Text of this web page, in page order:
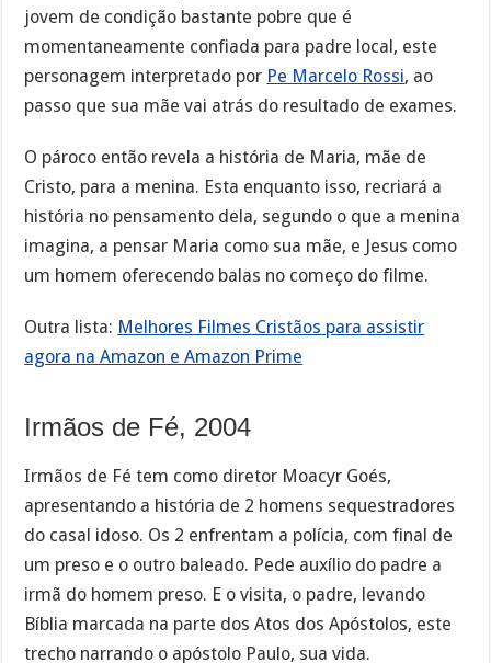
jovem de condição bastante pobre que é
momentaneamente confiada para padre local, este
personagem interpretado por Pe Marcelo Rossi, ao
passo que sua mãe vai atrás do resultado de exames.
O pároco então revela a história de Maria, mãe de
Cristo, para a menina. Esta enquanto isso, recriará a
história no pensamento dela, segundo o que a menina
imagina, a pensar Maria como sua mãe, e Jesus como
um homem oferecendo balas no começo do filme.
Outra lista: Melhores Filmes Cristãos para assistir
agora na Amazon e Amazon Prime
Irmãos de Fé, 2004
Irmãos de Fé tem como diretor Moacyr Goés,
apresentando a história de 2 homens sequestradores
do casal idoso. Os 2 enfrentam a polícia, com final de
um preso e o outro baleado. Pede auxílio do padre a
irmã do homem preso. E o visita, o padre, levando
Bíblia marcada na parte dos Atos dos Apóstolos, este
trecho narrando o apóstolo Paulo, sua vida.